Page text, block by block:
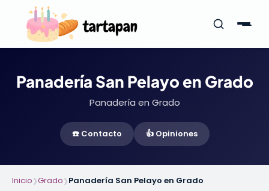
Panadería San Pelayo en Grado
Panadería en Grado
☎️ Contacto 👍 Opiniones
Inicio❯Grado❯Panadería San Pelayo en Grado